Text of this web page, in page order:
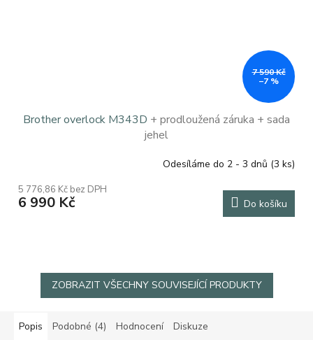
7 590 Kč
–7 %
Brother overlock M343D + prodloužená záruka + sada
jehel
produktu
je
Odesíláme do 2 - 3 dnů (3 ks)
5 776,86 Kč bez DPH
6 990 Kč Do košíku
ZOBRAZIT VŠECHNY SOUVISEJÍCÍ PRODUKTY
Popis Podobné (4) Hodnocení Diskuze